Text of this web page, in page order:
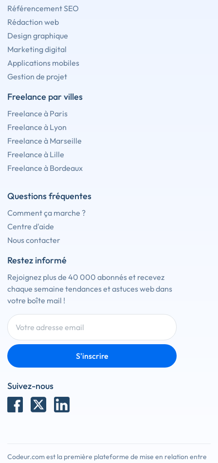
Référencement SEO
Rédaction web
Design graphique
Marketing digital
Applications mobiles
Gestion de projet
Freelance par villes
Freelance à Paris
Freelance à Lyon
Freelance à Marseille
Freelance à Lille
Freelance à Bordeaux
Questions fréquentes
Comment ça marche ?
Centre d'aide
Nous contacter
Restez informé
Rejoignez plus de 40 000 abonnés et recevez
chaque semaine tendances et astuces web dans
votre boîte mail !
S'inscrire
Suivez-nous
Codeur.com est la première plateforme de mise en relation entre